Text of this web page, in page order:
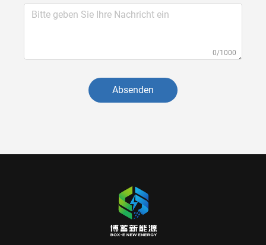
0/1000
Absenden